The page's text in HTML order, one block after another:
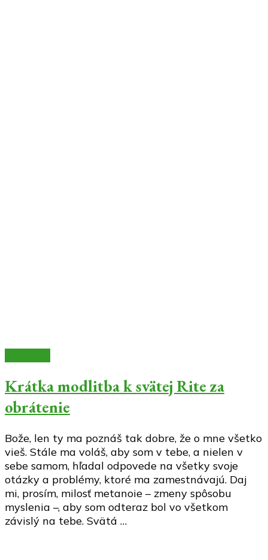
Krátka modlitba k svätej Rite za
obrátenie
Bože, len ty ma poznáš tak dobre, že o mne všetko
vieš. Stále ma voláš, aby som v tebe, a nielen v
sebe samom, hľadal odpovede na všetky svoje
otázky a problémy, ktoré ma zamestnávajú. Daj
mi, prosím, milosť metanoie – zmeny spôsobu
myslenia –, aby som odteraz bol vo všetkom
závislý na tebe. Svätá …